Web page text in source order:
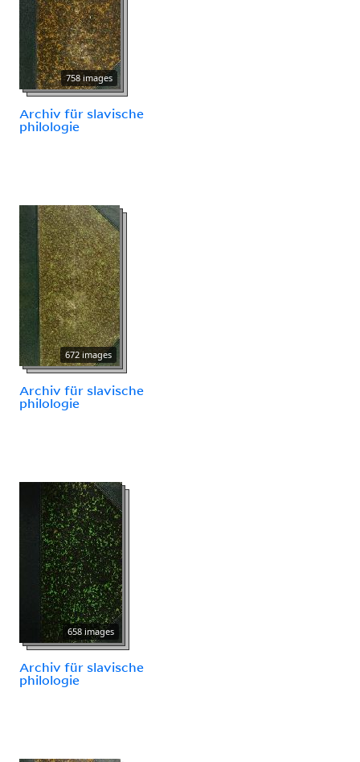
758 images
Archiv für slavische
philologie
672 images
Archiv für slavische
philologie
658 images
Archiv für slavische
philologie